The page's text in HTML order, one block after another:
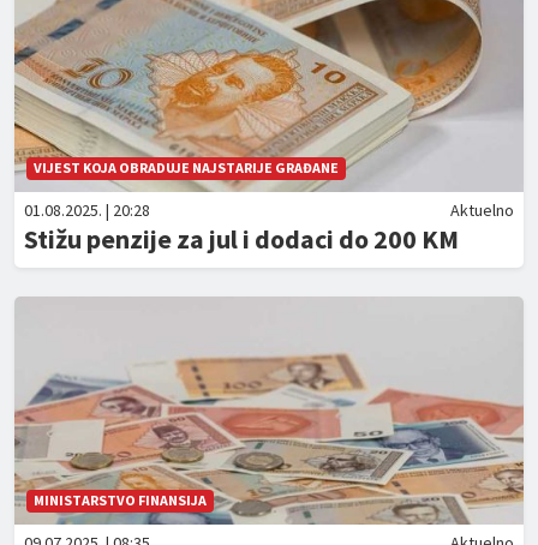
VIJEST KOJA OBRADUJE NAJSTARIJE GRAĐANE
01.08.2025. | 20:28 Aktuelno
Stižu penzije za jul i dodaci do 200 KM
MINISTARSTVO FINANSIJA